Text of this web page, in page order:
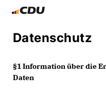
Datenschutz
§1 Information über die
Daten